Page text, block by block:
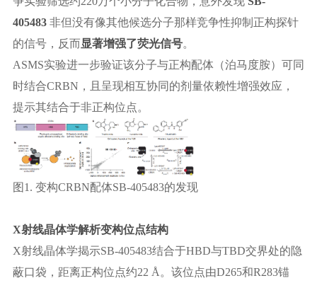
405483 非但没有像其他候选分子那样竞争性抑制正构探针
的信号，反而显著增强了荧光信号。
ASMS实验进一步验证该分子与正构配体（泊马度胺）可同
时结合CRBN，且呈现相互协同的剂量依赖性增强效应，
提示其结合于非正构位点。
图 1. 变构CRBN配体SB-405483的发现
X射线晶体学解析变构位点结构
X射线晶体学揭示SB-405483结合于HBD与TBD交界处的隐
蔽口袋，距离正构位点约22 Å。该位点由D265和R283锚